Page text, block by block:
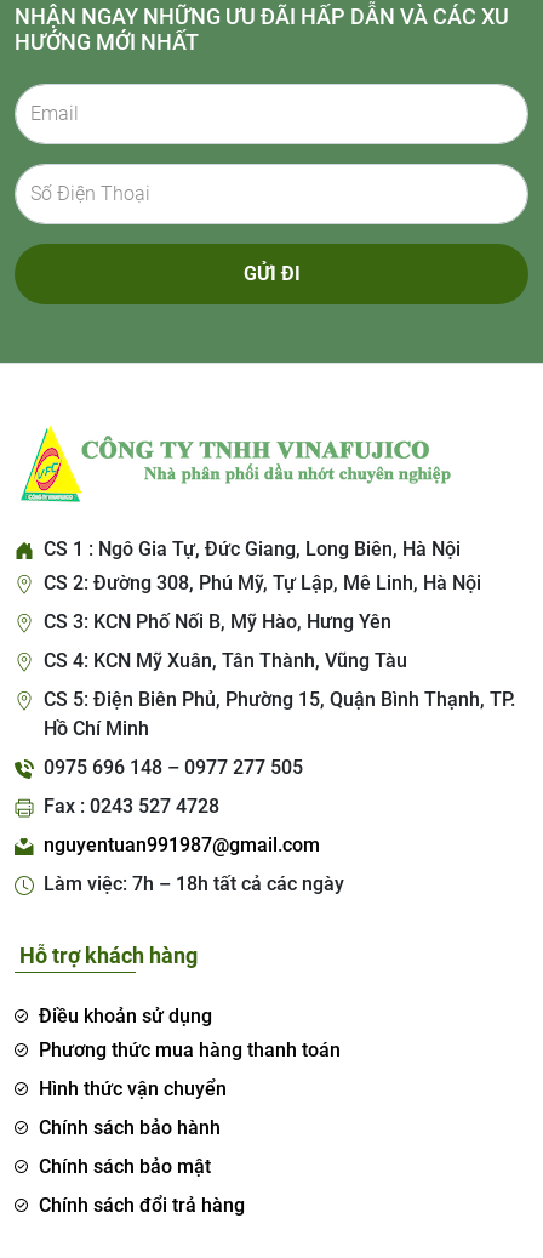
NHẬN NGAY NHỮNG ƯU ĐÃI HẤP DẪN VÀ CÁC XU
HƯỚNG MỚI NHẤT
GỬI ĐI
CS 1 : Ngô Gia Tự, Đức Giang, Long Biên, Hà Nội
CS 2: Đường 308, Phú Mỹ, Tự Lập, Mê Linh, Hà Nội
CS 3: KCN Phố Nối B, Mỹ Hào, Hưng Yên
CS 4: KCN Mỹ Xuân, Tân Thành, Vũng Tàu
CS 5: Điện Biên Phủ, Phường 15, Quận Bình Thạnh, TP.
Hồ Chí Minh
0975 696 148 – 0977 277 505
Fax : 0243 527 4728
nguyentuan991987@gmail.com
Làm việc: 7h – 18h tất cả các ngày
Hỗ trợ khách hàng
Điều khoản sử dụng
Phương thức mua hàng thanh toán
Hình thức vận chuyển
Chính sách bảo hành
Chính sách bảo mật
Chính sách đổi trả hàng